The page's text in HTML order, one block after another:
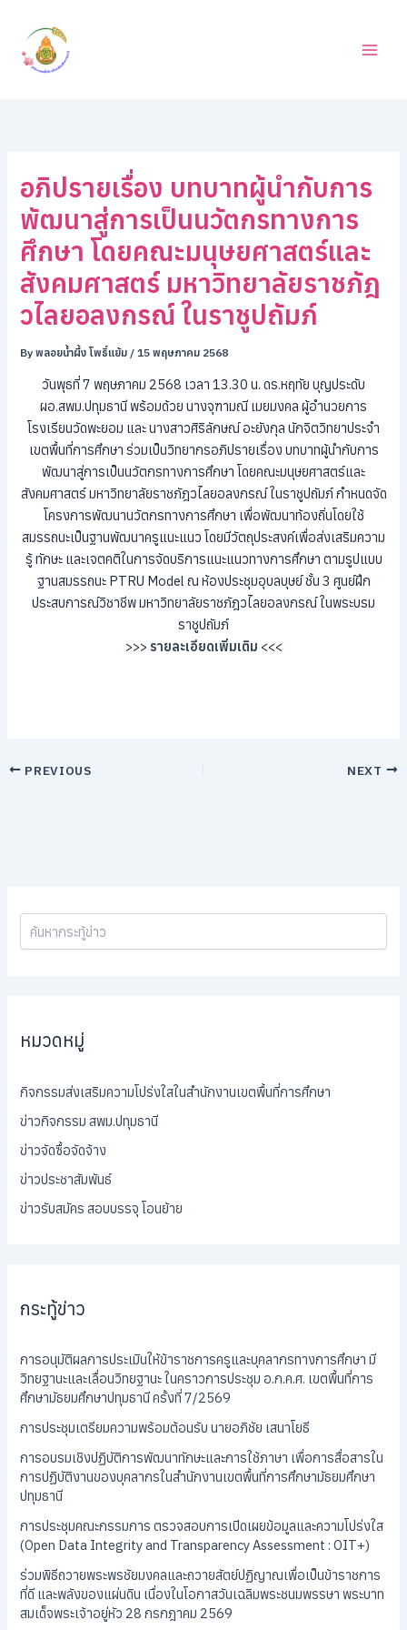
content
อภิปรายเรื่อง บทบาทผู้นำกับการ
พัฒนาสู่การเป็นนวัตกรทางการ
ศึกษา โดยคณะมนุษยศาสตร์และ
สังคมศาสตร์ มหาวิทยาลัยราชภัฎ
วไลยอลงกรณ์ ในราชูปถัมภ์
Byพลอยน้ำผึ้ง โพธิ์แย้ม /15 พฤษภาคม 2568
วันพุธที่ 7 พฤษภาคม 2568 เวลา 13.30 น. ดร.หฤทัย บุญประดับ
ผอ.สพม.ปทุมธานี พร้อมด้วย นางจุฑามณี เมยมงคล ผู้อำนวยการ
โรงเรียนวัดพะยอม และ นางสาวศิริลักษณ์ อะยังกุล นักจิตวิทยาประจำ
เขตพื้นที่การศึกษา ร่วมเป็นวิทยากรอภิปรายเรื่อง บทบาทผู้นำกับการ
พัฒนาสู่การเป็นนวัตกรทางการศึกษา โดยคณะมนุษยศาสตร์และ
สังคมศาสตร์ มหาวิทยาลัยราชภัฎวไลยอลงกรณ์ ในราชูปถัมภ์ กำหนดจัด
โครงการพัฒนานวัตกรทางการศึกษา เพื่อพัฒนาท้องถิ่นโดยใช้
สมรรถนะเป็นฐานพัฒนาครูแนะแนว โดยมีวัตถุประสงค์เพื่อส่งเสริมความ
รู้ ทักษะ และเจตคติในการจัดบริการแนะแนวทางการศึกษา ตามรูปแบบ
ฐานสมรรถนะ PTRU Model ณ ห้องประชุมอุบลบุษย์ ชั้น 3 ศูนย์ฝึก
ประสบการณ์วิชาชีพ มหาวิทยาลัยราชภัฎวไลยอลงกรณ์ ในพระบรม
ราชูปถัมภ์
>>> รายละเอียดเพิ่มเติม <<<
PREVIOUS NEXT
ห
า
หมวดหมู่
กิจกรรมส่งเสริมความโปร่งใสในสำนักงานเขตพื้นที่การศึกษา
ข่าวกิจกรรม สพม.ปทุมธานี
ข่าวจัดซื้อจัดจ้าง
ข่าวประชาสัมพันธ์
ข่าวรับสมัคร สอบบรรจุ โอนย้าย
กระทู้ข่าว
การอนุมัติผลการประเมินให้ข้าราชการครูและบุคลากรทางการศึกษา มี
วิทยฐานะและเลื่อนวิทยฐานะ ในคราวการประชุม อ.ก.ค.ศ. เขตพื้นที่การ
ศึกษามัธยมศึกษาปทุมธานี ครั้งที่ 7/2569
การประชุมเตรียมความพร้อมต้อนรับ นายอภิชัย เสนาโยธี
การอบรมเชิงปฏิบัติการพัฒนาทักษะและการใช้ภาษา เพื่อการสื่อสารใน
การปฏิบัติงานของบุคลากรในสำนักงานเขตพื้นที่การศึกษามัธยมศึกษา
ปทุมธานี
การประชุมคณะกรรมการ ตรวจสอบการเปิดเผยข้อมูลและความโปร่งใส
(Open Data Integrity and Transparency Assessment : OIT+)
ร่วมพิธีถวายพระพรชัยมงคลและถวายสัตย์ปฏิญาณเพื่อเป็นข้าราชการ
ที่ดี และพลังของแผ่นดิน เนื่องในโอกาสวันเฉลิมพระชนมพรรษา พระบาท
สมเด็จพระเจ้าอยู่หัว 28 กรกฎาคม 2569